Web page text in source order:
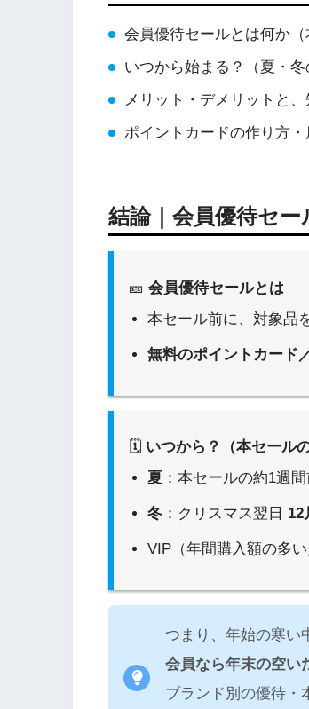
会員優待セールとは何か
いつから始まる？（夏・冬
メリット・デメリットと
ポイントカードの作り方
結論｜会員優待セ
🎫会員優待セールとは
本セール前に、対象品
無料のポイントカード
🗓️ いつから？（本セール
夏 ：本セールの約1週
冬：クリスマス翌日 12
VIP（年間購入額の多
つまり、年始の寒い
会員なら年末の空い
ブランド別の優待・